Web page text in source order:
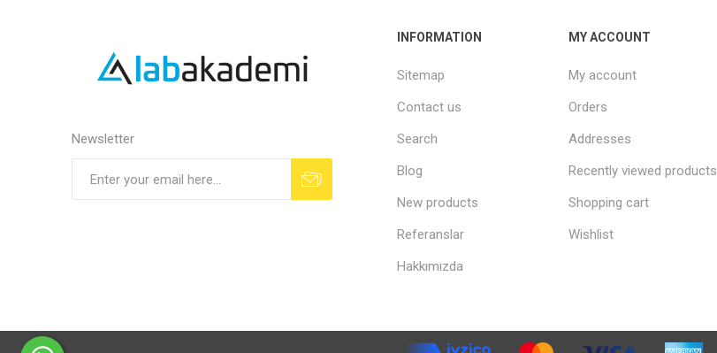
Newsletter
INFORMATION
Sitemap
Contact us
Search
Blog
New products
Referanslar
Hakkımızda
MY ACCOUNT
My account
Orders
Addresses
Recently viewed products
Shopping cart
Wishlist